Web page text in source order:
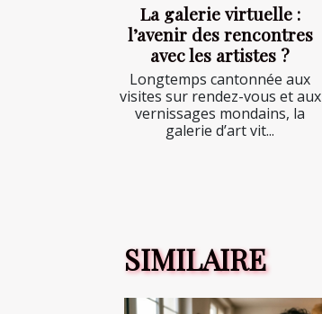
La galerie virtuelle :
l’avenir des rencontres
avec les artistes ?
Longtemps cantonnée aux
visites sur rendez-vous et aux
vernissages mondains, la
galerie d’art vit...
SIMILAIRE